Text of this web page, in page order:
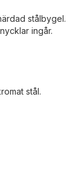
stålbygel.
ingår.
stål.